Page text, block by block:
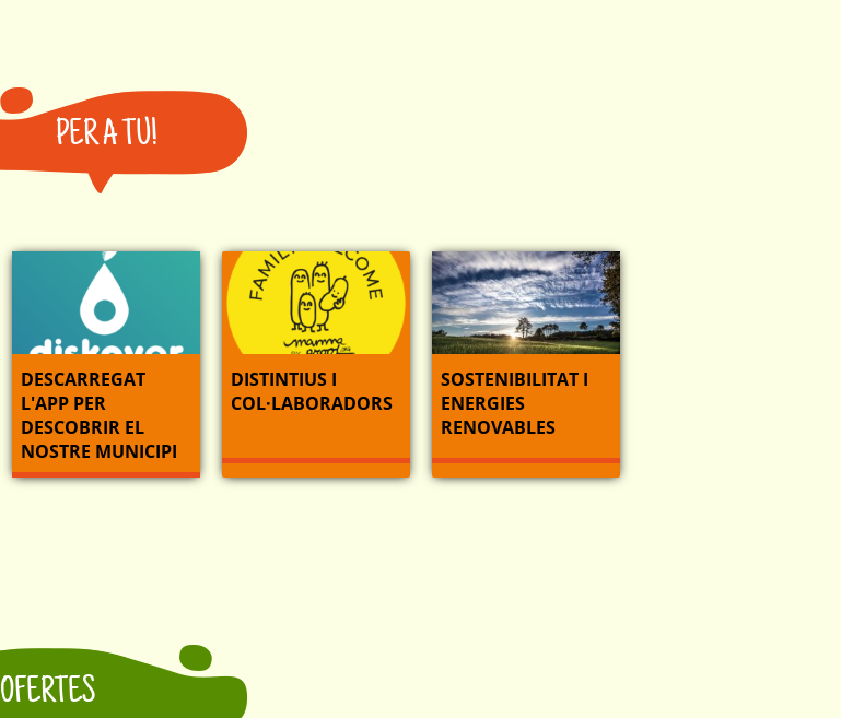
PER A TU!
DESCARREGAT
L'APP PER
DESCOBRIR EL
NOSTRE MUNICIPI
DISTINTIUS I
COL·LABORADORS
SOSTENIBILITAT I
ENERGIES
RENOVABLES
OFERTES